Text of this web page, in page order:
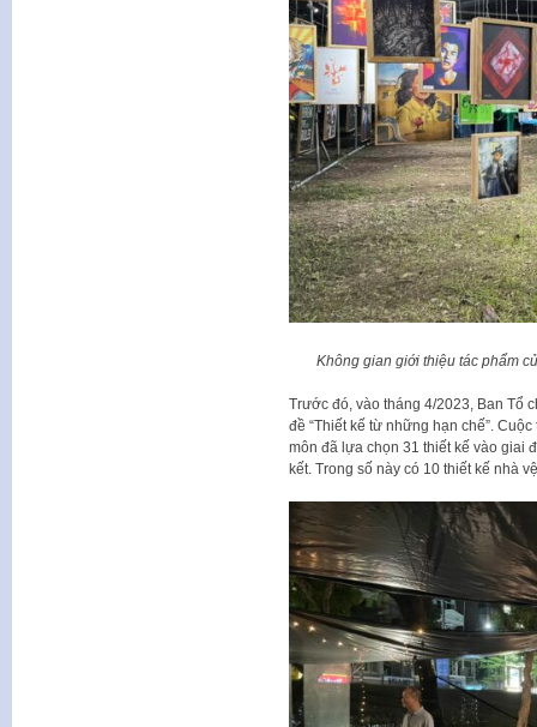
Không gian giới thiệu tác phẩm
Trước đó, vào tháng 4/2023, Ban Tổ
đề “Thiết kế từ những hạn chế”.
môn đã lựa chọn 31 thiết kế vào giai
kết. Trong số này có 10 thiết kế nhà